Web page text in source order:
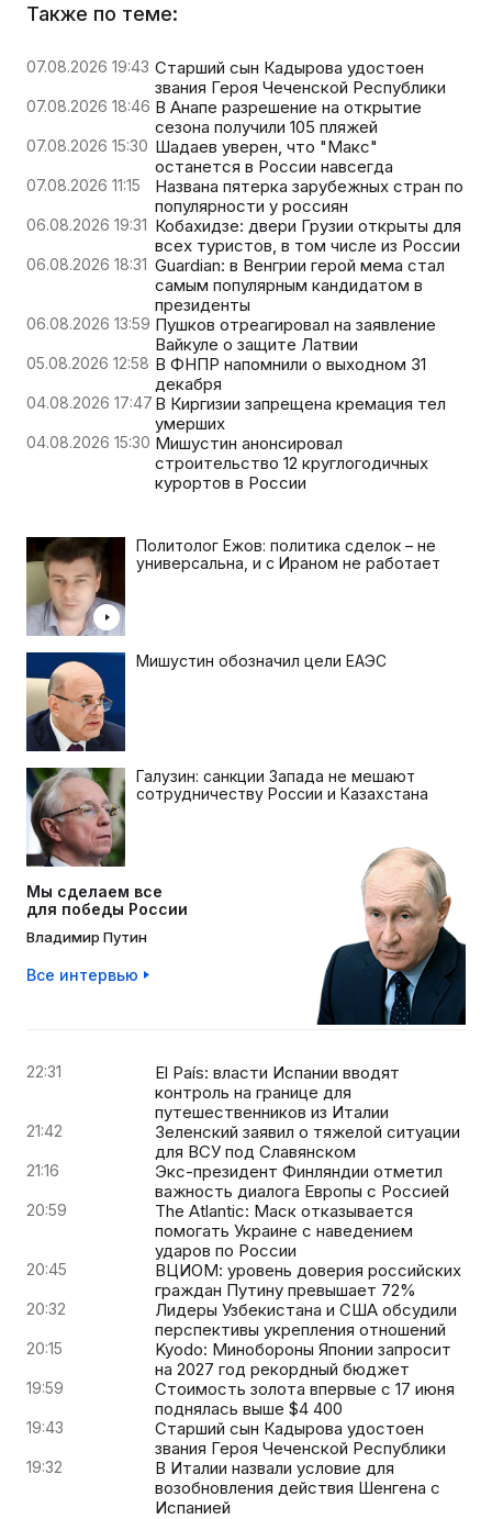
Также по теме:
07.08.2026 19:43 Старший сын Кадырова удостоен
звания Героя Чеченской Республики
07.08.2026 18:46 В Анапе разрешение на открытие
сезона получили 105 пляжей
07.08.2026 15:30 Шадаев уверен, что "Макс"
останется в России навсегда
07.08.2026 11:15
Названа пятерка зарубежных стран по
популярности у россиян
06.08.2026 19:31 Кобахидзе: двери Грузии открыты для
всех туристов, в том числе из России
06.08.2026 18:31 Guardian: в Венгрии герой мема стал
самым популярным кандидатом в
президенты
06.08.2026 13:59 Пушков отреагировал на заявление
Вайкуле о защите Латвии
05.08.2026 12:58 В ФНПР напомнили о выходном 31
декабря
04.08.2026 17:47 В Киргизии запрещена кремация тел
умерших
04.08.2026 15:30 Мишустин анонсировал
строительство 12 круглогодичных
курортов в России
Политолог Ежов: политика сделок – не
универсальна, и с Ираном не работает
Мишустин обозначил цели ЕАЭС
Галузин: санкции Запада не мешают
сотрудничеству России и Казахстана
Мы сделаем все
для победы России
Владимир Путин
Все интервью
22:31
El País: власти Испании вводят
контроль на границе для
путешественников из Италии
21:42
Зеленский заявил о тяжелой ситуации
для ВСУ под Славянском
21:16
Экс-президент Финляндии отметил
важность диалога Европы с Россией
20:59
The Atlantic: Маск отказывается
помогать Украине с наведением
ударов по России
20:45
ВЦИОМ: уровень доверия российских
граждан Путину превышает 72%
20:32
Лидеры Узбекистана и США обсудили
перспективы укрепления отношений
20:15
Kyodo: Минобороны Японии запросит
на 2027 год рекордный бюджет
19:59
Стоимость золота впервые с 17 июня
поднялась выше $4 400
19:43
Старший сын Кадырова удостоен
звания Героя Чеченской Республики
19:32
В Италии назвали условие для
возобновления действия Шенгена с
Испанией